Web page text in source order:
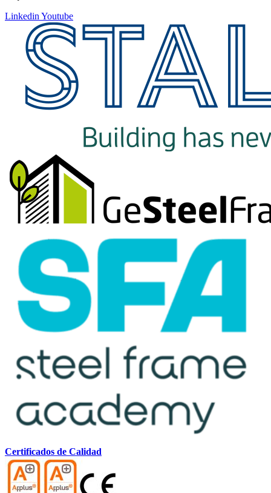
Linkedin Youtube
Certificados de Calidad